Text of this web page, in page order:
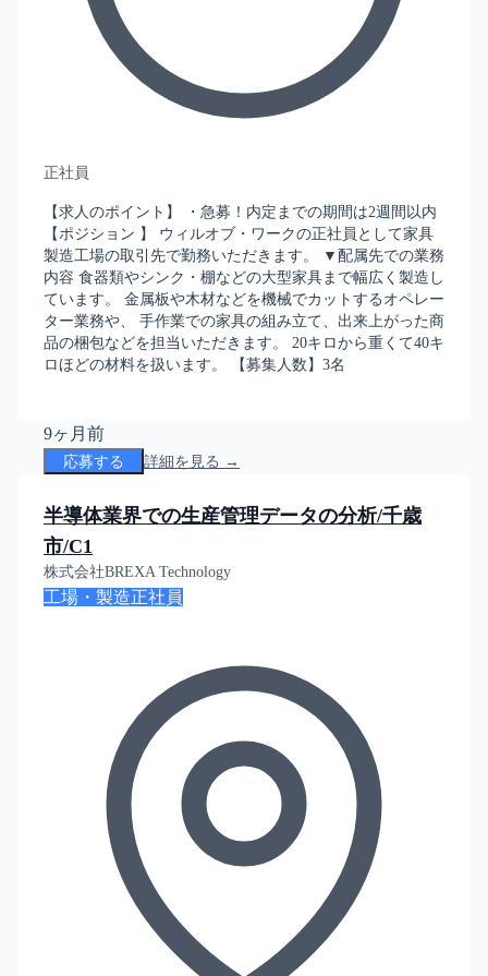
正社員
【求人のポイント】 ・急募！内定までの期間は2週間以内
【ポジション 】 ウィルオブ・ワークの正社員として家具
製造工場の取引先で勤務いただきます。 ▼配属先での業務
内容 食器類やシンク・棚などの大型家具まで幅広く製造し
ています。 金属板や木材などを機械でカットするオペレー
ター業務や、 手作業での家具の組み立て、出来上がった商
品の梱包などを担当いただきます。 20キロから重くて40キ
ロほどの材料を扱います。 【募集人数】3名
9ヶ月前
応募する 詳細を見る →
半導体業界での生産管理データの分析/千歳
市/C1
株式会社BREXA Technology
工場・製造正社員